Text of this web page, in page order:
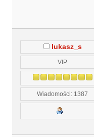
lukasz_s
VIP
Wiadomości: 1387